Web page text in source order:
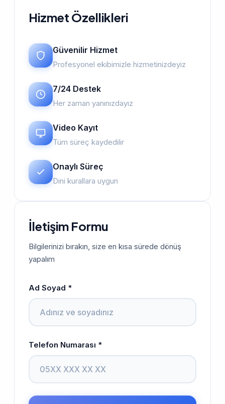
Hizmet Özellikleri
Güvenilir Hizmet
Profesyonel ekibimizle hizmetinizdeyiz
7/24 Destek
Her zaman yanınızdayız
Video Kayıt
Tüm süreç kaydedilir
Onaylı Süreç
Dini kurallara uygun
İletişim Formu
Bilgilerinizi bırakın, size en kısa sürede dönüş
yapalım
Ad Soyad *
Telefon Numarası *